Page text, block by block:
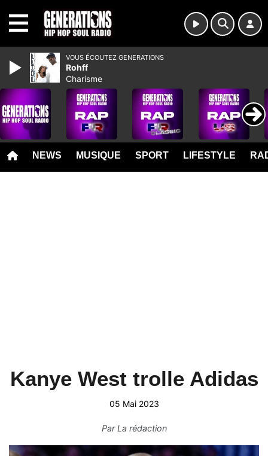
NEWS MUSIQUE SPORT LIFESTYLE
Kanye West trolle Adidas
05 Mai 2023
ParLa rédaction
VOUS ÉCOUTEZ GENERATIONS
Rohff
Charisme